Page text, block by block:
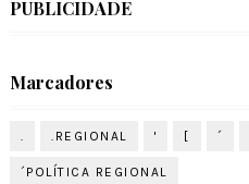
PUBLICIDADE
Marcadores
. .REGIONAL ' [ ´
´POLÍTICA REGIONAL